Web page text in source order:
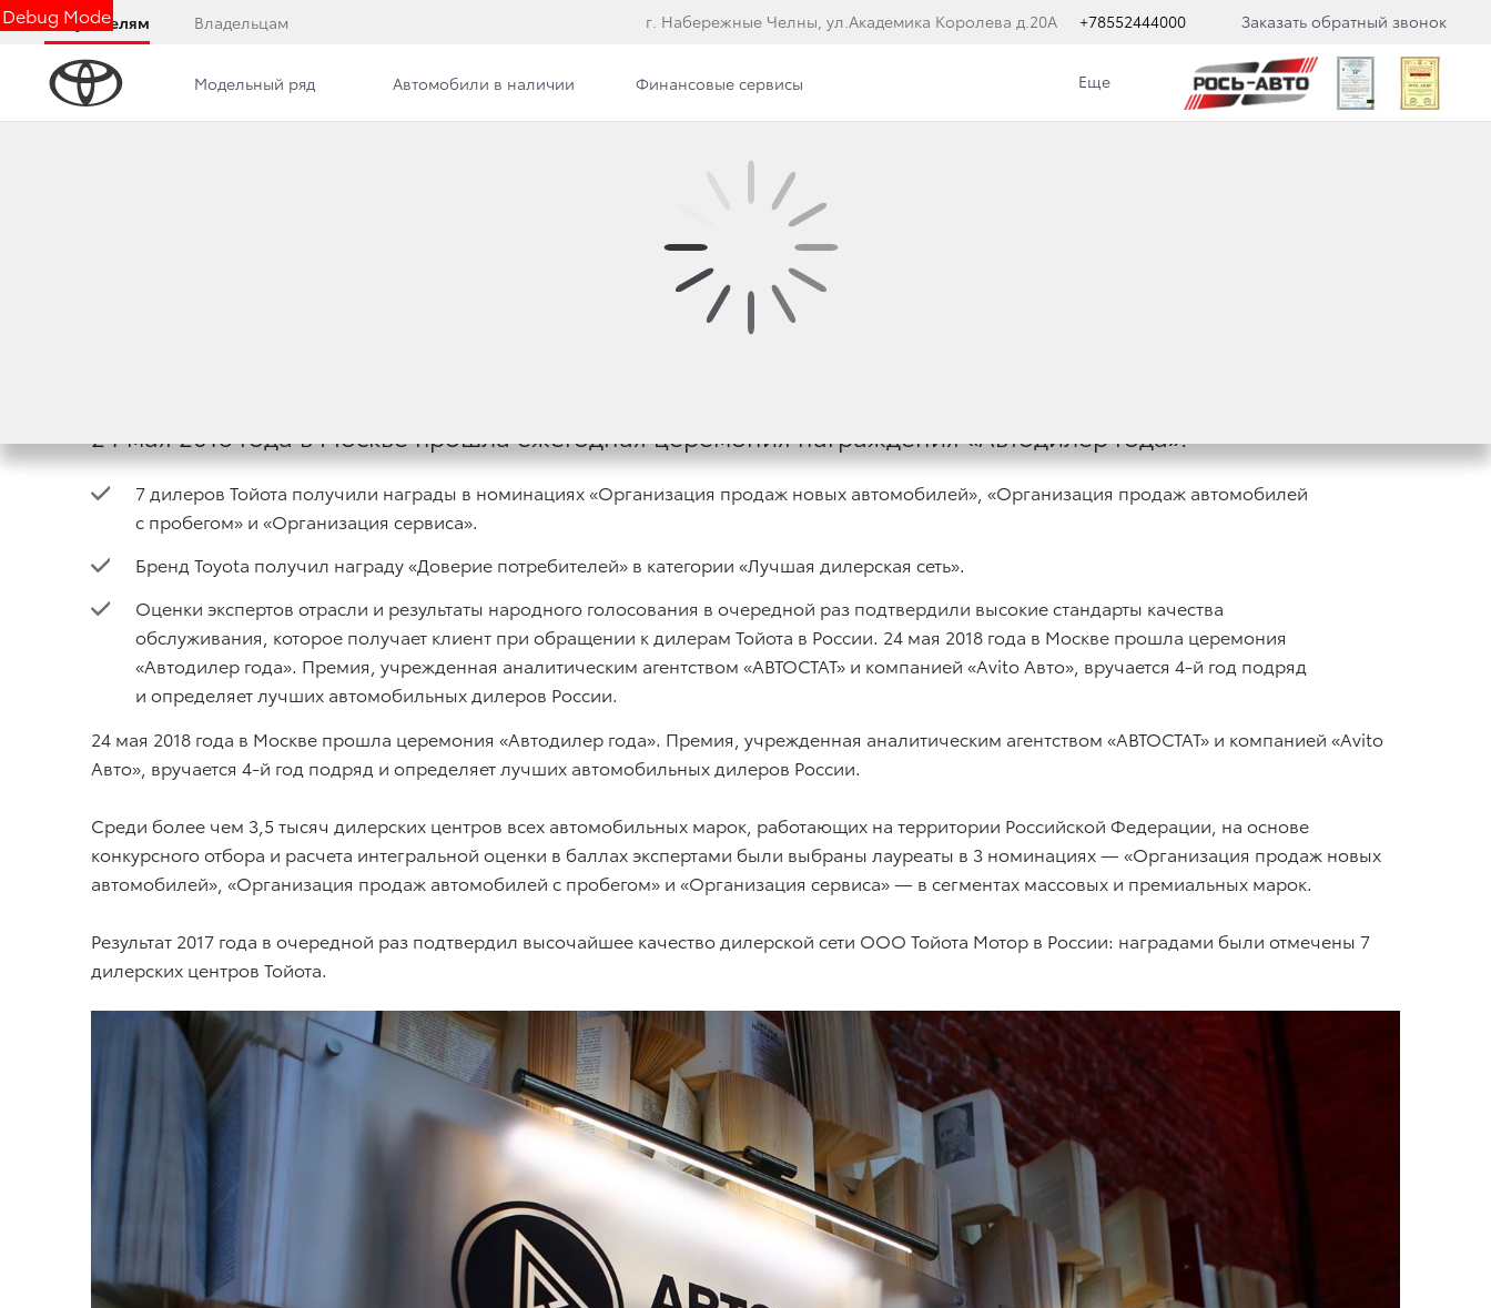
Debug Mode
Покупателям Владельцам г. Набережные Челны, ул.Академика Королева д.20А +78552444000 Заказать обратный звонок
Модельный ряд Автомобили в наличии Финансовые сервисы Еще
ДИЛЕРЫ ТОЙОТА ПРИЗНАНЫ ЛУЧШИМИ В РОССИИ
24 мая 2018 года в Москве прошла ежегодная церемония награждения «Автодилер года».
7 дилеров Тойота получили награды в номинациях «Организация продаж новых автомобилей», «Организация продаж автомобилей
с пробегом» и «Организация сервиса».
Бренд Toyota получил награду «Доверие потребителей» в категории «Лучшая дилерская сеть».
Оценки экспертов отрасли и результаты народного голосования в очередной раз подтвердили высокие стандарты качества
обслуживания, которое получает клиент при обращении к дилерам Тойота в России. 24 мая 2018 года в Москве прошла церемония
«Автодилер года». Премия, учрежденная аналитическим агентством «АВТОСТАТ» и компанией «Avito Авто», вручается 4-й год подряд
и определяет лучших автомобильных дилеров России.
24 мая 2018 года в Москве прошла церемония «Автодилер года». Премия, учрежденная аналитическим агентством «АВТОСТАТ» и компанией «Avito
Авто», вручается 4-й год подряд и определяет лучших автомобильных дилеров России.
Среди более чем 3,5 тысяч дилерских центров всех автомобильных марок, работающих на территории Российской Федерации, на основе
конкурсного отбора и расчета интегральной оценки в баллах экспертами были выбраны лауреаты в 3 номинациях — «Организация продаж новых
автомобилей», «Организация продаж автомобилей с пробегом» и «Организация сервиса» — в сегментах массовых и премиальных марок.
Результат 2017 года в очередной раз подтвердил высочайшее качество дилерской сети ООО Тойота Мотор в России: наградами были отмечены 7
дилерских центров Тойота.